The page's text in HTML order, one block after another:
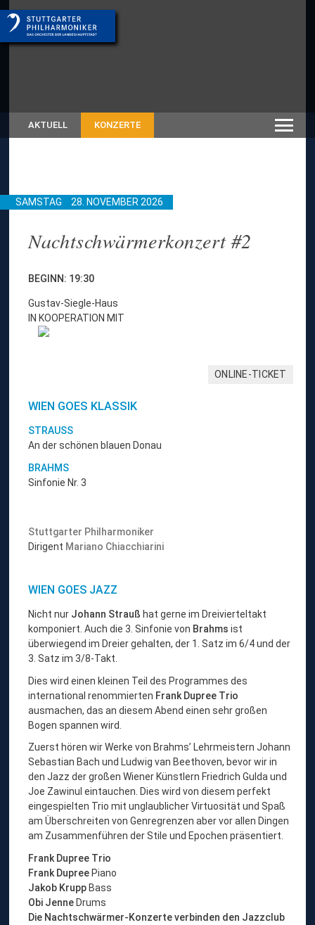
AKTUELL KONZERTE
SAMSTAG 28. NOVEMBER 2026
Nachtschwärmerkonzert #2
BEGINN: 19:30
Gustav-Siegle-Haus
IN KOOPERATION MIT
ONLINE-TICKET
WIEN GOES KLASSIK
STRAUSS
An der schönen blauen Donau
BRAHMS
Sinfonie Nr. 3
Stuttgarter Philharmoniker
Dirigent Mariano Chiacchiarini
WIEN GOES JAZZ
Nicht nur Johann Strauß hat gerne im Dreivierteltakt
komponiert. Auch die 3. Sinfonie von Brahms ist
überwiegend im Dreier gehalten, der 1. Satz im 6/4 und der
3. Satz im 3/8-Takt.
Dies wird einen kleinen Teil des Programmes des
international renommierten Frank Dupree Trio
ausmachen, das an diesem Abend einen sehr großen
Bogen spannen wird.
Zuerst hören wir Werke von Brahms’ Lehrmeistern Johann
Sebastian Bach und Ludwig van Beethoven, bevor wir in
den Jazz der großen Wiener Künstlern Friedrich Gulda und
Joe Zawinul eintauchen. Dies wird von diesem perfekt
eingespielten Trio mit unglaublicher Virtuosität und Spaß
am Überschreiten von Genregrenzen aber vor allen Dingen
am Zusammenführen der Stile und Epochen präsentiert.
Frank Dupree Trio
Frank DupreePiano
Jakob KruppBass
Obi JenneDrums
Die Nachtschwärmer-Konzerte verbinden den Jazzclub